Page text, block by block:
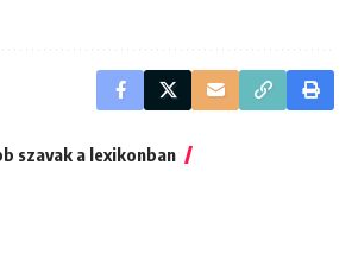
szavak a lexikonban